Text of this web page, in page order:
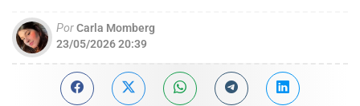
PorCarla Momberg
23/05/2026 20:39